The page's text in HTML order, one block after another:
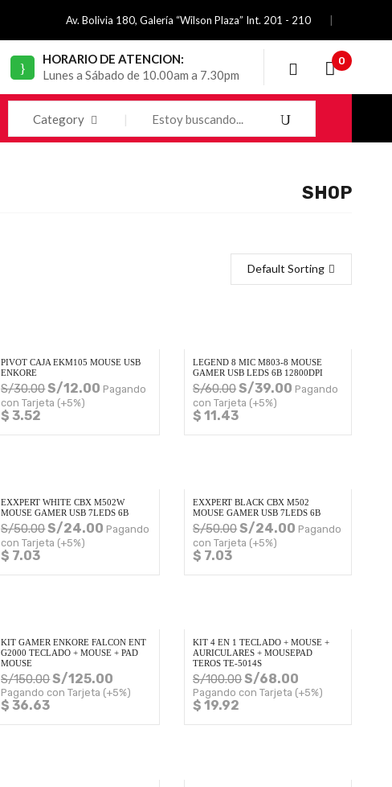
Av. Bolivia 180, Galería “Wilson Plaza” Int. 201 - 210
HORARIO DE ATENCION:
Lunes a Sábado de 10.00am a 7.30pm
0
Category
SHOP
Default Sorting
PIVOT CAJA EKM105 MOUSE USB
ENKORE
S/30.00S/12.00 Pagando
con Tarjeta (+5%)
$ 3.52
LEGEND 8 MIC M803-8 MOUSE
GAMER USB LEDS 6B 12800DPI
S/60.00S/39.00 Pagando
con Tarjeta (+5%)
$ 11.43
EXXPERT WHITE CBX M502W
MOUSE GAMER USB 7LEDS 6B
S/50.00S/24.00 Pagando
con Tarjeta (+5%)
$ 7.03
EXXPERT BLACK CBX M502
MOUSE GAMER USB 7LEDS 6B
S/50.00S/24.00 Pagando
con Tarjeta (+5%)
$ 7.03
KIT GAMER ENKORE FALCON ENT
G2000 TECLADO + MOUSE + PAD
MOUSE
S/150.00S/125.00
Pagando con Tarjeta (+5%)
$ 36.63
KIT 4 EN 1 TECLADO + MOUSE +
AURICULARES + MOUSEPAD
TEROS TE-5014S
S/100.00S/68.00
Pagando con Tarjeta (+5%)
$ 19.92